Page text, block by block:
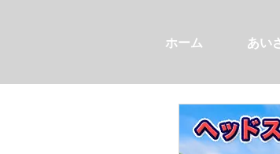
ホーム あい